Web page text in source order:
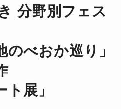
分野別フェス
のべおか巡り」
ト展」